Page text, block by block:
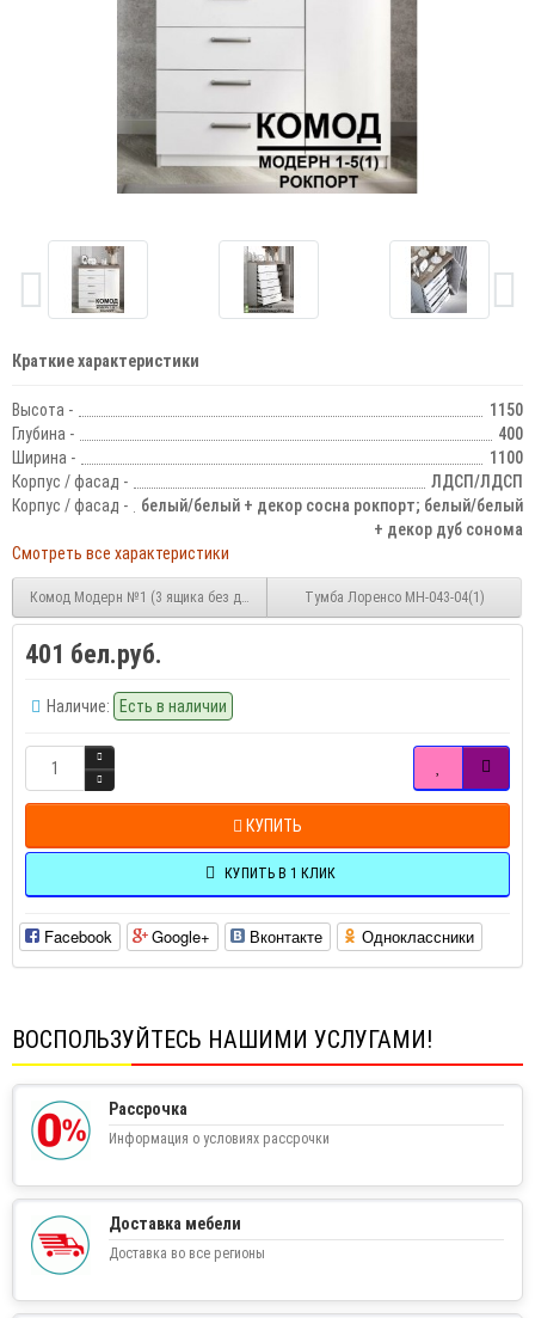
Краткие характеристики
Высота -
1150
Глубина -
400
Ширина -
1100
Корпус / фасад -
ЛДСП/ЛДСП
Корпус / фасад -
белый/белый + декор сосна рокпорт; белый/белый
+ декор дуб сонома
Смотреть все характеристики
Комод Модерн №1 (3 ящика без дверей) Тумба Лоренсо МН-043-04(1)
401 бел.руб.
Наличие: Есть в наличии
КУПИТЬ
КУПИТЬ В 1 КЛИК
Facebook Google+ Вконтакте Одноклассники
ВОСПОЛЬЗУЙТЕСЬ НАШИМИ УСЛУГАМИ!
Рассрочка
Информация о условиях рассрочки
Доставка мебели
Доставка во все регионы